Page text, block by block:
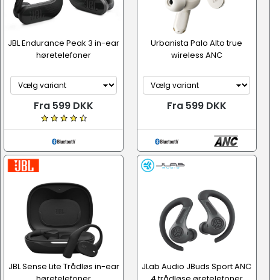
JBL Endurance Peak 3 in-ear
høretelefoner
Fra 599 DKK
Urbanista Palo Alto true
wireless ANC
Fra 599 DKK
JBL Sense Lite Trådløs in-ear
JLab Audio JBuds Sport ANC